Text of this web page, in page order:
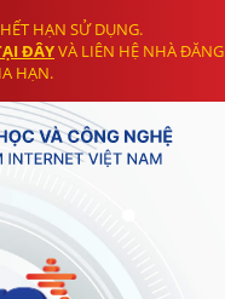
HẠN SỬ DỤNG.
ĐÂYVÀ LIÊN HỆ NHÀ ĐĂNG
HẠN.